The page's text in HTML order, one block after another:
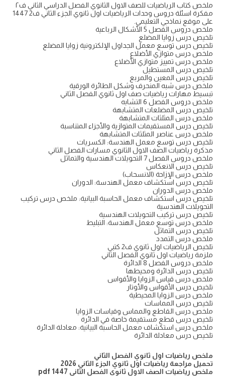
ملخص كتاب الرياضيات للصف الاول الثانوي الفصل الدراسي الثاني ف٢
مفكرة اسئلة دروس وحدات الرياضيات اول ثانوي الجزء الثاني ف2 1447
على موقع نماذجي التعليمي.
ملخص دروس الفصل 5 الأشكال الرباعية
تلخيص درس زوايا المضلع
تلخيص درس توسع معمل الجداول الإلكترونية زوايا المضلع
ملخص درس متوازي الأضلاع
ملخص درس تمييز متوازي الأضلاع
تلخيص درس المستطيل
تلخيص درس المعين والمربع
ملخص درس شبه المنحرف وشكل الطائرة الورقية
تبسيط مهارات رياضيات صف اول ثانوي الفصل الثاني
ملخص دروس الفصل 6 التشابه
تلخيص درس المضلعات المتشابهة
ملخص درس المثلثات المتشابهة
تلخيص درس المستقيمات المتوازية والأجزاء المتناسبة
ملخص درس عناصر المثلثات المتشابهة
تلخيص درس توسع معمل الهندسة: الكسريات
مذكرة رياضيات الصف الاول الثانوي مسارات الفصل الثاني
ملخص دروس الفصل 7 التحويلات الهندسية والتماثل
تلخيص درس الانعكاس
ملخص درس الإزاحة (الانسحاب)
تلخيص درس استكشاف معمل الهندسة: الدوران
ملخص درس الدوران
تلخيص درس استكشاف معمل الحاسبة البيانية: ملخص درس تركيب
التحويلات الهندسية
تلخيص درس تركيب التحويلات الهندسية
ملخص درس توسع معمل الهندسة: التبليط
تلخيص درس التماثل
ملخص درس التمدد
تلخيص الرياضيات اول ثانوي ف2 كتبي
ملزمة رياضيات اول ثانوي الفصل الثاني
ملخص دروس الفصل 8 الدائرة
تلخيص درس الدائرة ومحيطها
ملخص درس قياس الزوايا والأقواس
تلخيص درس الأقواس والأوتار
ملخص درس الزوايا المحيطية
تلخيص درس المماسات
ملخص درس القاطع والمماس وقياسات الزوايا
تلخيص درس قطع مستقيمة خاصة في الدائرة
ملخص درس استكشاف معمل الحاسبة البيانية: معادلة الدائرة
تلخيص درس معادلة الدائرة
ملخص رياضيات اول ثانوي الفصل الثاني
تحميل مراجعة رياضيات اول ثانوي الجزء الثاني 2026
ملخص رياضيات الصف الاول ثانوي الفصل الثاني 1447 pdf